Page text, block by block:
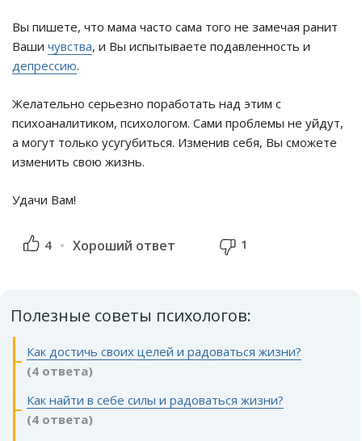
Вы пишете, что мама часто сама того не замечая ранит
Ваши чувства, и Вы испытываете подавленность и
депрессию.
Желательно серьезно поработать над этим с
психоаналитиком, психологом. Сами проблемы не уйдут,
а могут только усугубиться. Изменив себя, Вы сможете
изменить свою жизнь.
Удачи Вам!
4 Хороший ответ 1
Полезные советы психологов:
Как достичь своих целей и радоваться жизни?
(4 ответа)
Как найти в себе силы и радоваться жизни?
(4 ответа)